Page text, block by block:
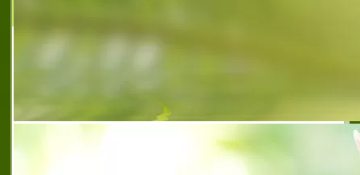
ЕТ Илва - Илиана Йорданова е фирма с
традиции и утвърдени позиции в областта
на сухопътния международен транспорт
на товари. Притежа
et ilva iliana yordanova
ilva iliana yordanova
ет илва илиана йорданова